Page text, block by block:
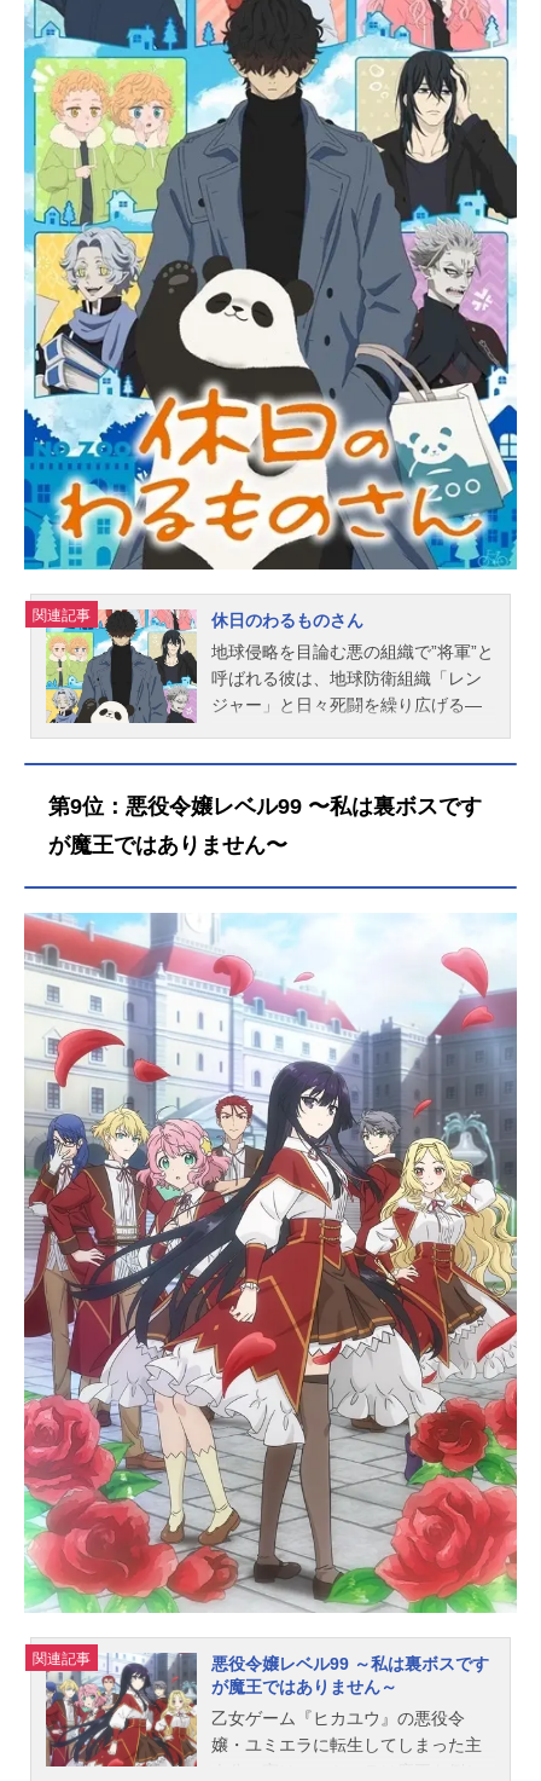
関連記事
休日のわるものさん
地球侵略を目論む悪の組織で”将軍”と
呼ばれる彼は、地球防衛組織「レン
ジャー」と日々死闘を繰り広げる―
務に疲れた心身を癒すべく、パンダ
ンビニに。完全オフモードで充実し
た休日を過ごす、そんな“わるものさ
ングコメディ作品名休日のわるもの
さん放送形態TVアニメスケジュール
2024年1月7日（日）〜2024年3月25
日（月）テレビ東京ほか話数全12話
キャストわるものさん：浅沼晋太郎
ルーニー：斉藤壮馬トリガー：中村
悠一レッド：石橋陽彩ブルー：江口
拓也ピンク：加隈亜衣空・麦：山村
響ブラック：梅原裕一郎スタッフ原
作：森川侑（掲載「ガンガンpixiv」
スクウェア・エニックス刊)監督：小
高義規シリーズ構成：後藤みどりキ
ャラクターデザイン：島崎知美美術
監督：松本浩樹(アトリエPlatz) 有
本妃査恵（アトリエPlatz）色彩設
計：大野嘉代子撮影監督：長野慎一
郎（LIGHTFOOT）編集：藤本理子
(岡安プロモーション)音楽：信澤宣明
音響監督：山本浩司音響制作：ダッ
クスプロダクションアニメーション
制作：シンエイ動画×SynergySP主題
歌OP：「遊歩」いゔどっとED：「休
息充電」GLASGOW公開開始年＆...
第9位：悪役令嬢レベル99 〜私は裏ボスです
が魔王ではありません〜
関連記事
悪役令嬢レベル99 ～私は裏ボスです
が魔王ではありません～
乙女ゲーム『ヒカユウ』の悪役令
嬢・ユミエラに転生してしまった主